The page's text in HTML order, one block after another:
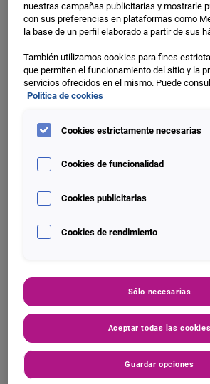
qualitas® está basada en un Sistema
normalización, enriquecimiento,
georreferenciación, tanto de Bases de
B2C, que permite mejorar la calidad de
toma de decisiones.
¿Qué te aporta?
Conocimiento y toma de
base de datos
Aporta conocimiento de tus
Segmentaciones más
nuestras campañas publicitarias y mostrarle
con sus preferencias en plataformas como
la base de un perfil elaborado a partir de sus
También utilizamos cookies para fines
que permiten el funcionamiento del sitio y la
servicios ofrecidos en el mismo. Puede
Politica de cookies
Cookies estrictamente necesarias
Cookies de funcionalidad
Cookies publicitarias
Cookies de rendimiento
Sólo necesarias
Aceptar todas las cookies
Guardar opciones